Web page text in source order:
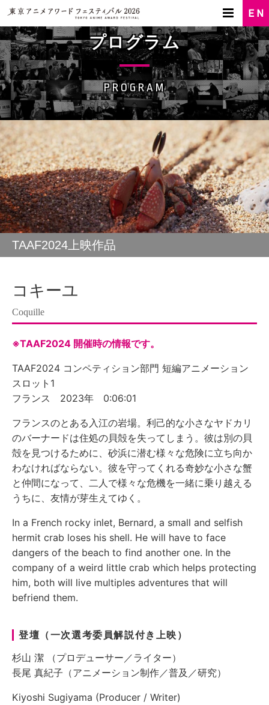
プログラム
PROGRAM
TAAF2024上映作品
コキーユ
Coquille
※TAAF2024 開催時の情報です。
TAAF2024 コンペティション部門 短編アニメーション
スロット1
フランス 2023年 0:06:01
フランスのとある入江の岩場。利己的な小さなヤドカリ
のバーナードは住処の貝殻を失ってしまう。彼は別の貝
殻を見つけるために、砂浜に潜む様々な危険に立ち向か
わなければならない。彼を守ってくれる奇妙な小さな蟹
と仲間になって、二人で様々な危機を一緒に乗り越える
うちに、友情が芽生えてゆく。
In a French rocky inlet, Bernard, a small and selfish
hermit crab loses his shell. He will have to face
dangers of the beach to find another one. In the
company of a weird little crab which helps protecting
him, both will live multiples adventures that will
befriend them.
登壇（一次選考委員解説付き上映）
杉山 潔 （プロデューサー／ライター）
長尾 真紀子（アニメーション制作／普及／研究）
Kiyoshi Sugiyama (Producer / Writer)